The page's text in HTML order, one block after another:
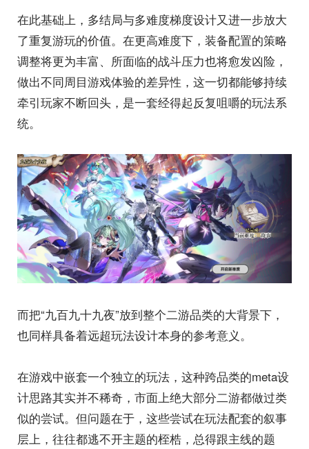
在此基础上，多结局与多难度梯度设计又进一步放大
了重复游玩的价值。在更高难度下，装备配置的策略
调整将更为丰富、所面临的战斗压力也将愈发凶险，
做出不同周目游戏体验的差异性，这一切都能够持续
牵引玩家不断回头，是一套经得起反复咀嚼的玩法系
统。
而把“九百九十九夜”放到整个二游品类的大背景下，
也同样具备着远超玩法设计本身的参考意义。
在游戏中嵌套一个独立的玩法，这种跨品类的meta设
计思路其实并不稀奇，市面上绝大部分二游都做过类
似的尝试。但问题在于，这些尝试在玩法配套的叙事
层上，往往都逃不开主题的桎梏，总得跟主线的题